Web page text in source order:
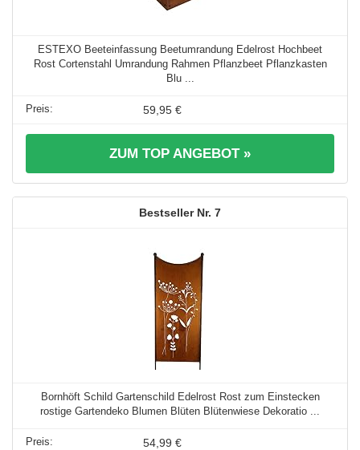
ESTEXO Beeteinfassung Beetumrandung Edelrost Hochbeet
Rost Cortenstahl Umrandung Rahmen Pflanzbeet Pflanzkasten
Blu ...
59,95 €
ZUM TOP ANGEBOT »
7
Bornhöft Schild Gartenschild Edelrost Rost zum Einstecken
rostige Gartendeko Blumen Blüten Blütenwiese Dekoratio ...
54,99 €